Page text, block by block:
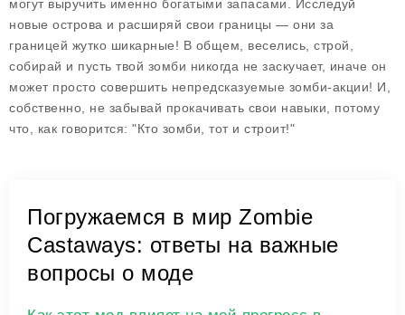
могут выручить именно богатыми запасами. Исследуй
новые острова и расширяй свои границы — они за
границей жутко шикарные! В общем, веселись, строй,
собирай и пусть твой зомби никогда не заскучает, иначе он
может просто совершить непредсказуемые зомби-акции! И,
собственно, не забывай прокачивать свои навыки, потому
что, как говорится: "Кто зомби, тот и строит!"
Погружаемся в мир Zombie
Castaways: ответы на важные
вопросы о моде